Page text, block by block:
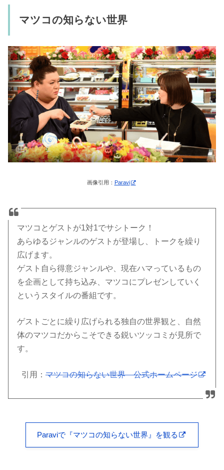
マツコの知らない世界
画像引用： Paravi
マツコとゲストが1対1でサシトーク！
あらゆるジャンルのゲストが登場し、トークを繰り
広げます。
ゲスト自ら得意ジャンルや、現在ハマっているもの
を企画として持ち込み、マツコにプレゼンしていく
というスタイルの番組です。
ゲストごとに繰り広げられる独自の世界観と、自然
体のマツコだからこそできる鋭いツッコミが見所で
す。
引用： マツコの知らない世界 公式ホームページ
Paraviで『マツコの知らない世界』を観る